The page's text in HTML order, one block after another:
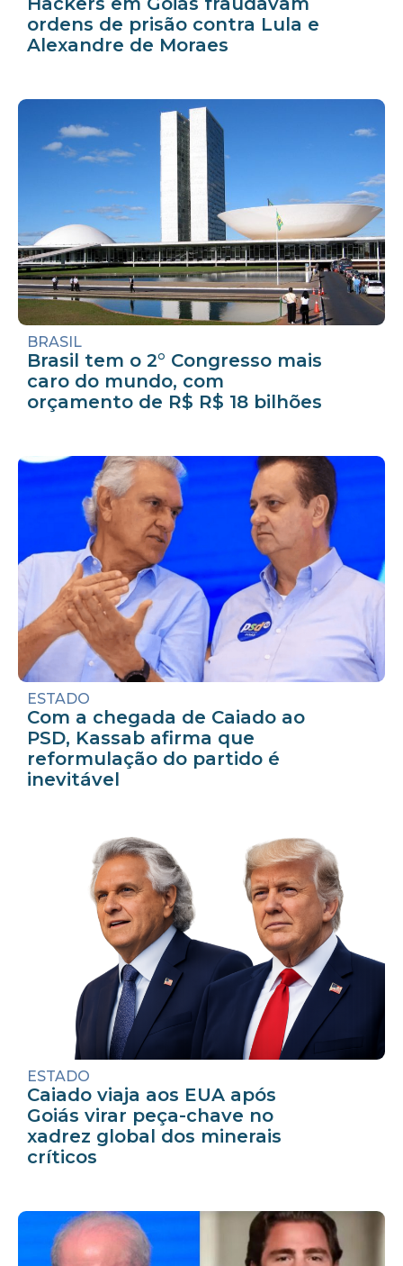
ordens de prisão contra Lula e
Alexandre de Moraes
BRASIL
Brasil tem o 2° Congresso mais
caro do mundo, com
orçamento de R$ R$ 18 bilhões
ESTADO
Com a chegada de Caiado ao
PSD, Kassab afirma que
reformulação do partido é
inevitável
ESTADO
Caiado viaja aos EUA após
Goiás virar peça-chave no
xadrez global dos minerais
críticos